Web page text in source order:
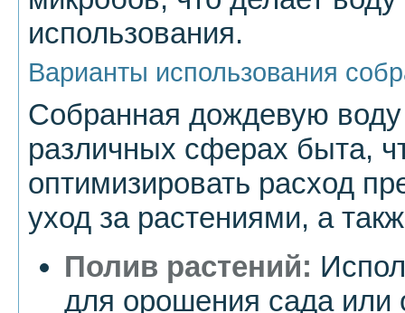
использования.
Варианты использования
Собранная дождевую
различных сферах быта,
оптимизировать расход
уход за растениями, а
Полив растений:
для орошения сада или